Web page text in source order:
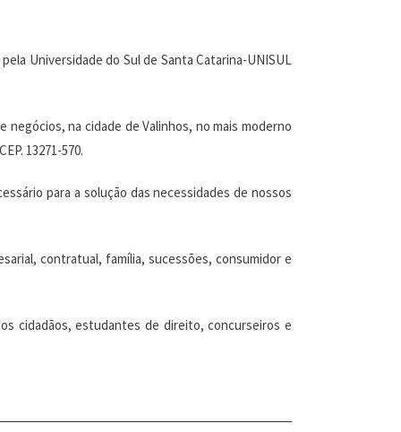
Universidade do Sul de Santa Catarina-UNISUL
na cidade de Valinhos, no mais moderno
13271-570.
para a solução das necessidades de nossos
contratual, família, sucessões, consumidor e
cidadãos, estudantes de direito, concurseiros e